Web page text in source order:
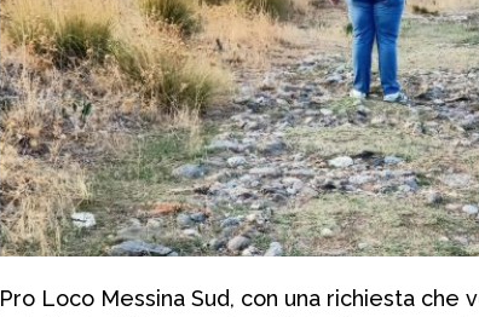
Pro Loco Messina Sud, con una richiesta